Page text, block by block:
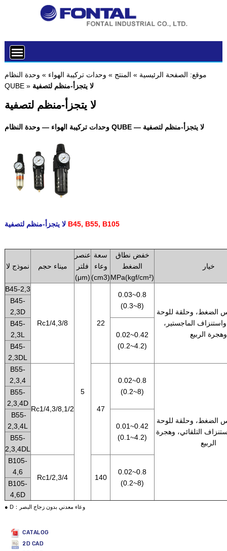
موقع: الصفحة الرئيسية » المنتج » وحدات تركيبة الهواء » وحدة النظام
QUBE » لا يتجزأ-منظم لتصفية
لا يتجزأ-منظم لتصفية
وحدات تركيبة الهواء — وحدة النظام QUBE — لا يتجزأ-منظم لتصفية
B45, B55, B105
نموذج لا ميناء حجم
عنصر
فلتر
(μm)
سعة
وعاء
(cm3)
خفض نطاق
الضغط
MPa(kgf/cm²)
خيار
B45-2,3
Rc1/4,3/8
5
22
0.03~0.8
(0.3~8)
الضغط، وحلقة للوحة
الماجستير،
وهجرة الربيع
B45-
2,3D
B45-
2,3L
0.02~0.42
(0.2~4.2)
B45-
2,3DL
B55-
2,3,4
Rc1/4,3/8,1/2 47
0.02~0.8
(0.2~8)
الضغط، وحلقة للوحة
التلقائي، وهجرة
الربيع
B55-
2,3,4D
B55-
2,3,4L
0.01~0.42
(0.1~4.2)
B55-
2,3,4DL
B105-
4,6
Rc1/2,3/4 140
0.02~0.8
(0.2~8)
B105-
4,6D
● D：وعاء معدني بدون زجاج البصر
CATALOG
2D CAD